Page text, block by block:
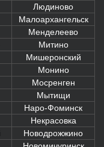
Людиново
Малоархангельск
Менделеево
Митино
Мишеронский
Монино
Мосренген
Мытищи
Наро-Фоминск
Некрасовка
Новодрожжино